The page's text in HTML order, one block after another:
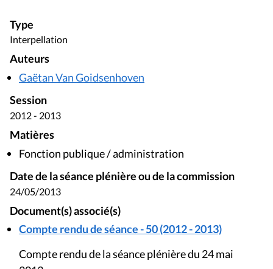
Type
Interpellation
Auteurs
Gaëtan Van Goidsenhoven
Session
2012 - 2013
Matières
Fonction publique / administration
Date de la séance plénière ou de la commission
24/05/2013
Document(s) associé(s)
Compte rendu de séance - 50 (2012 - 2013)
Compte rendu de la séance plénière du 24 mai